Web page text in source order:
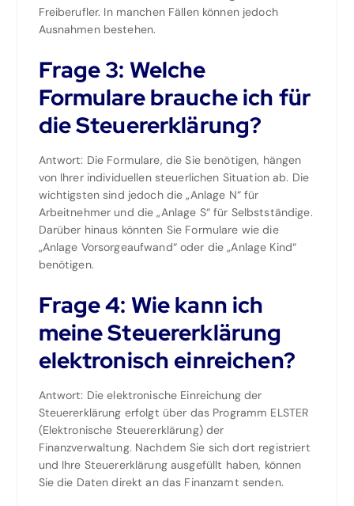
Freiberufler. In manchen Fällen können jedoch
Ausnahmen bestehen.
Frage 3: Welche
Formulare brauche ich für
die Steuererklärung?
Antwort: Die Formulare, die Sie benötigen, hängen
von Ihrer individuellen steuerlichen Situation ab. Die
wichtigsten sind jedoch die „Anlage N“ für
Arbeitnehmer und die „Anlage S“ für Selbstständige.
Darüber hinaus könnten Sie Formulare wie die
„Anlage Vorsorgeaufwand“ oder die „Anlage Kind“
benötigen.
Frage 4: Wie kann ich
meine Steuererklärung
elektronisch einreichen?
Antwort: Die elektronische Einreichung der
Steuererklärung erfolgt über das Programm ELSTER
(Elektronische Steuererklärung) der
Finanzverwaltung. Nachdem Sie sich dort registriert
und Ihre Steuererklärung ausgefüllt haben, können
Sie die Daten direkt an das Finanzamt senden.